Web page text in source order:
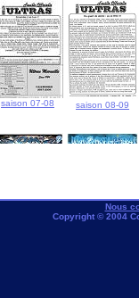
saison 07-08 saison 08-09
Nous
Copyright © 2004